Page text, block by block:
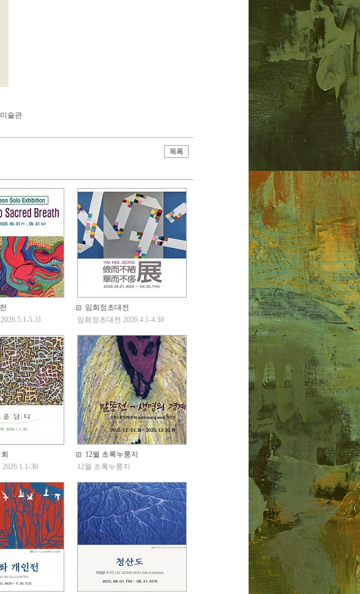
술관
5.31
임희정초대전
임희정초대전 2026.4.1-4.30
1.1-30
12월 초록누룽지
12월 초록누룽지